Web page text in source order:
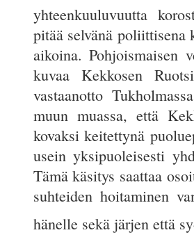
yhteenkuuluvuutta
pitää selvänä poliittisena
aikoina. Pohjoismaisen
kuvaa Kekkosen
vastaanotto
muun muassa, että
kovaksi keitettynä
usein yksipuoleisesti
Tämä käsitys saattaa
suhteiden hoitaminen
hänelle sekä järjen että